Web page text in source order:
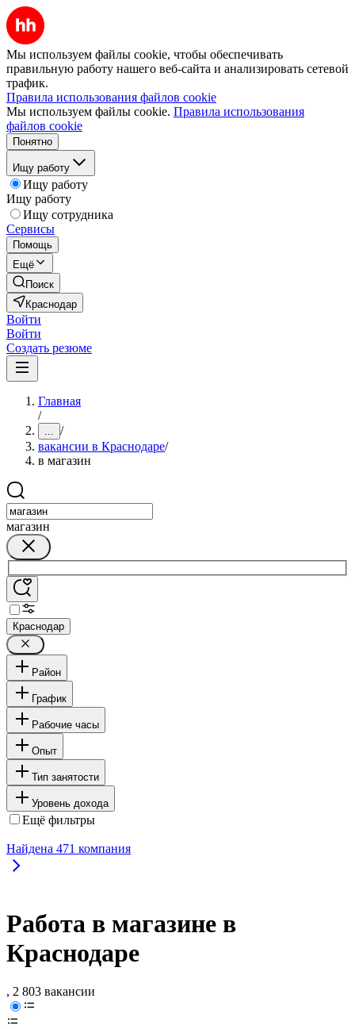
Мы используем файлы cookie, чтобы обеспечивать
правильную работу нашего веб-сайта и анализировать сетевой
трафик.
Правила использования файлов cookie
Мы используем файлы cookie. Правила использования
файлов cookie
Понятно
Ищу работу
Ищу работу
Ищу работу
Ищу сотрудника
Сервисы
Помощь
Ещё
Поиск
Краснодар
Войти
Войти
Создать резюме
Главная
/
... /
вакансии в Краснодаре/
в магазин
магазин
Краснодар
Район
График
Рабочие часы
Опыт
Тип занятости
Уровень дохода
Ещё фильтры
Найдена 471 компания
Работа в магазине в
Краснодаре
, 2 803 вакансии